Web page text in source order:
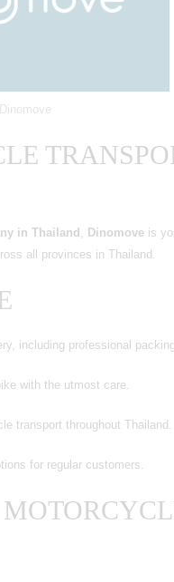
Dinomove
in Thailand , Dinomove is
all provinces in Thailand.
including professional
with the utmost care.
transport throughout Thailand.
for regular customers.